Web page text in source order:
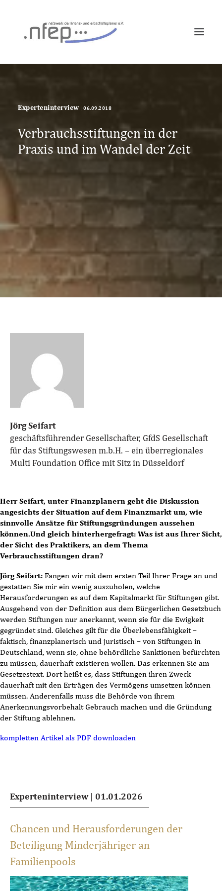
ÜBER UNS
Experteninterview| 06.09.2018
Verbrauchsstiftungen in der
Praxis und im Wandel der Zeit
Jörg Seifart
geschäftsführender Gesellschafter, GfdS Gesellschaft
für das Stiftungswesen m.b.H. – ein überregionales
Multi Foundation Office mit Sitz in Düsseldorf
Herr Seifart, unter Finanzplanern geht die Diskussion
angesichts der Situation auf dem Finanzmarkt um, wie
sinnvolle Ansätze für Stiftungsgründungen aussehen
können.Und gleich hinterhergefragt: Was ist aus Ihrer Sicht,
der Sicht des Praktikers, an dem Thema
Verbrauchsstiftungen dran?
Jörg Seifart: Fangen wir mit dem ersten Teil Ihrer Frage an und
gestatten Sie mir ein wenig auszuholen, welche
Herausforderungen es auf dem Kapitalmarkt für Stiftungen gibt.
Ausgehend von der Definition aus dem Bürgerlichen Gesetzbuch
werden Stiftungen nur anerkannt, wenn sie für die Ewigkeit
gegründet sind. Gleiches gilt für die Überlebensfähigkeit –
faktisch, finanzplanerisch und juristisch – von Stiftungen in
Deutschland, wenn sie, ohne behördliche Sanktionen befürchten
zu müssen, dauerhaft existieren wollen. Das erkennen Sie am
Gesetzestext. Dort heißt es, dass Stiftungen ihren Zweck
dauerhaft mit den Erträgen des Vermögens umsetzen können
müssen. Anderenfalls muss die Behörde von ihrem
Anerkennungsvorbehalt Gebrauch machen und die Gründung
der Stiftung ablehnen.
kompletten Artikel als PDF downloaden
Experteninterview| 01.01.2026
Chancen und Herausforderungen der
Beteiligung Minderjähriger an
Familienpools